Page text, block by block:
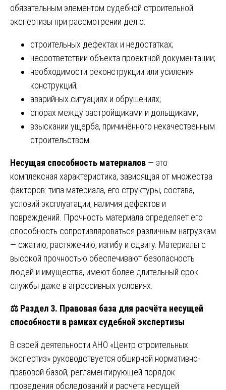
обязательным элементом судебной строительной
экспертизы при рассмотрении дел о:
строительных дефектах и недостатках;
несоответствии объекта проектной документации;
необходимости реконструкции или усиления
конструкций;
аварийных ситуациях и обрушениях;
спорах между застройщиками и дольщиками;
взыскании ущерба, причинённого некачественным
строительством.
Несущая способность материалов — это
комплексная характеристика, зависящая от множества
факторов: типа материала, его структуры, состава,
условий эксплуатации, наличия дефектов и
повреждений. Прочность материала определяет его
способность сопротивляроваться различным нагрузкам
— сжатию, растяжению, изгибу и сдвигу. Материалы с
высокой прочностью обеспечивают безопасность
людей и имущества, имеют более длительный срок
службы даже в агрессивных условиях.
⚖️ Раздел 3. Правовая база для расчёта несущей
способности в рамках судебной экспертизы
В своей деятельности АНО «Центр строительных
экспертиз» руководствуется обширной нормативно-
правовой базой, регламентирующей порядок
проведения обследований и расчёта несущей